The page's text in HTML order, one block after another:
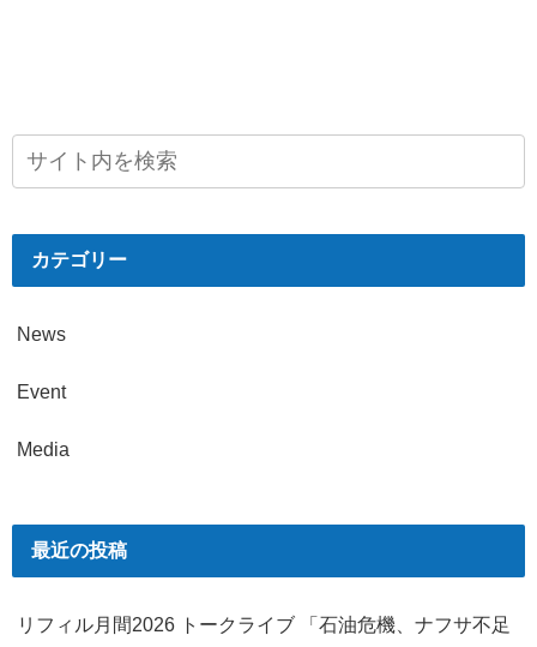
カテゴリー
News
Event
Media
最近の投稿
リフィル月間2026 トークライブ 「石油危機、ナフサ不足